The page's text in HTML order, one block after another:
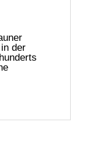
der